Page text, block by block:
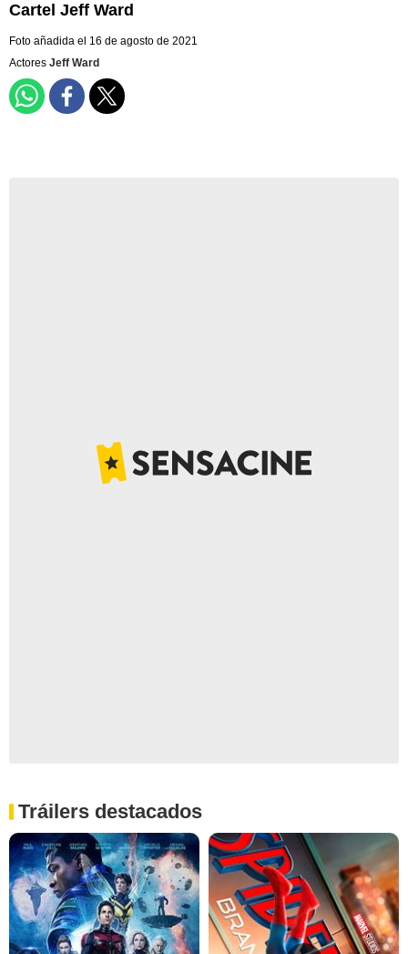
Cartel Jeff Ward
Foto añadida el 16 de agosto de 2021
Actores Jeff Ward
Tráilers destacados